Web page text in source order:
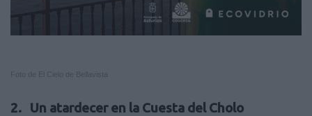
2. Un atardecer en la Cuesta del Cholo